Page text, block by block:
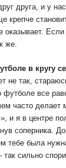
друга, и у
крепче
оказывает.
же.
в кругу
не так,
все
часто делает
и я в центре
соперника.
тебе была
так сильно